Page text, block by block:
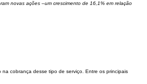
novas ações –um crescimento de 16,1% em relação
cobrança desse tipo de serviço. Entre os principais